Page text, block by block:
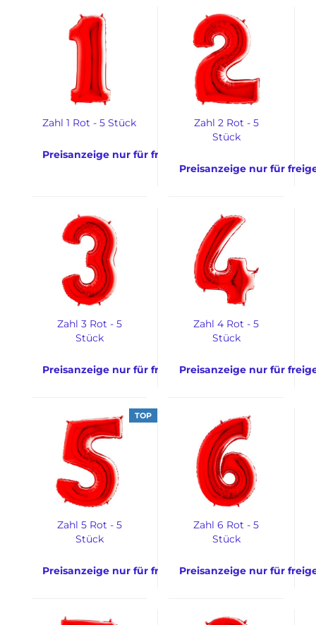
Zahl 1 Rot - 5 Stück
Preisanzeige nur für freigeschaltete Kunden
Zahl 2 Rot - 5
Stück
Preisanzeige nur für
Zahl 3 Rot - 5
Stück
Preisanzeige nur für freigeschaltete Kunden
Zahl 4 Rot - 5
Stück
Preisanzeige nur für
TOP
Zahl 5 Rot - 5
Stück
Preisanzeige nur für freigeschaltete Kunden
Zahl 6 Rot - 5
Stück
Preisanzeige nur für